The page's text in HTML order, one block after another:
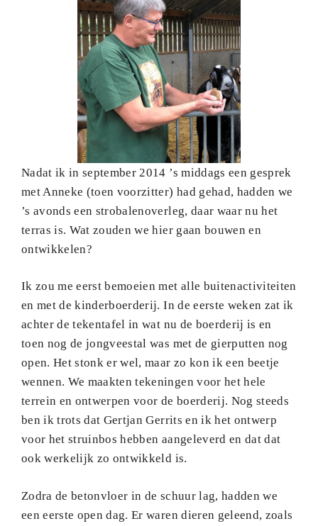
Nadat ik in september 2014 ’s middags een gesprek
met Anneke (toen voorzitter) had gehad, hadden we
’s avonds een strobalenoverleg, daar waar nu het
terras is. Wat zouden we hier gaan bouwen en
ontwikkelen?
Ik zou me eerst bemoeien met alle buitenactiviteiten
en met de kinderboerderij. In de eerste weken zat ik
achter de tekentafel in wat nu de boerderij is en
toen nog de jongveestal was met de gierputten nog
open. Het stonk er wel, maar zo kon ik een beetje
wennen. We maakten tekeningen voor het hele
terrein en ontwerpen voor de boerderij. Nog steeds
ben ik trots dat Gertjan Gerrits en ik het ontwerp
voor het struinbos hebben aangeleverd en dat dat
ook werkelijk zo ontwikkeld is.
Zodra de betonvloer in de schuur lag, hadden we
een eerste open dag. Er waren dieren geleend, zoals